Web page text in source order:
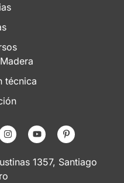
técnica
1357, Santiago